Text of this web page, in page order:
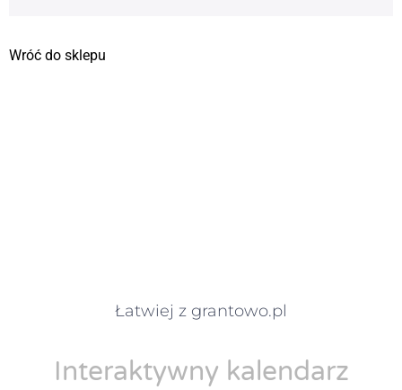
Wróć do sklepu
Łatwiej z grantowo.pl
Interaktywny kalendarz